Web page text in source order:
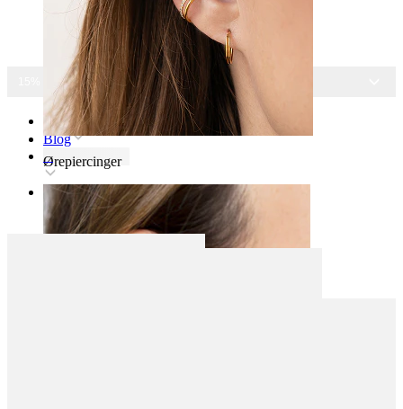
Ørepiercinger
15% RABAT PÅ ALLE SMYKKER
Forsiden
Blog